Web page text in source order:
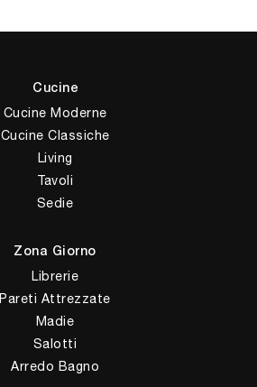
Cucine
Cucine Moderne
Cucine Classiche
Living
Tavoli
Sedie
Zona Giorno
Librerie
Pareti Attrezzate
Madie
Salotti
Arredo Bagno